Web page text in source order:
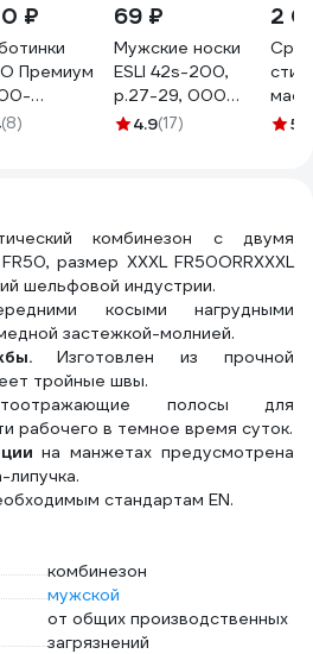
₽
Премиум
(8)
69 ₽
Мужские носки
ESLI 42s-200,
р.27-29, 000
темно-синий
4.9(17)
2
5
комбинезон с двумя
размер XXXL FR50ORRXXXL
шельфовой индустрии.
косыми нагрудными
застежкой-молнией.
Изготовлен из прочной
тройные швы.
полосы для
рабочего в темное время суток.
на манжетах предусмотрена
липучка.
стандартам EN.
комбинезон
мужской
от общих производственных
загрязнений